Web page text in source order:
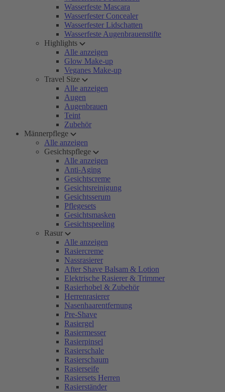
Wasserfeste Mascara
Wasserfester Concealer
Wasserfester Lidschatten
Wasserfeste Augenbrauenstifte
Highlights
Alle anzeigen
Glow Make-up
Veganes Make-up
Travel Size
Alle anzeigen
Augen
Augenbrauen
Teint
Zubehör
Männerpflege
Alle anzeigen
Gesichtspflege
Alle anzeigen
Anti-Aging
Gesichtscreme
Gesichtsreinigung
Gesichtsserum
Pflegesets
Gesichtsmasken
Gesichtspeeling
Rasur
Alle anzeigen
Rasiercreme
Nassrasierer
After Shave Balsam & Lotion
Elektrische Rasierer & Trimmer
Rasierhobel & Zubehör
Herrenrasierer
Nasenhaarentfernung
Pre-Shave
Rasiergel
Rasiermesser
Rasierpinsel
Rasierschale
Rasierschaum
Rasierseife
Rasiersets Herren
Rasierständer